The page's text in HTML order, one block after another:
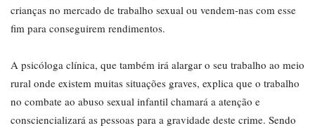
crianças no mercado de trabalho sexual ou vendem-nas com esse
fim para conseguirem rendimentos.
A psicóloga clínica, que também irá alargar o seu trabalho ao meio
rural onde existem muitas situações graves, explica que o trabalho
no combate ao abuso sexual infantil chamará a atenção e
consciencializará as pessoas para a gravidade deste crime. Sendo